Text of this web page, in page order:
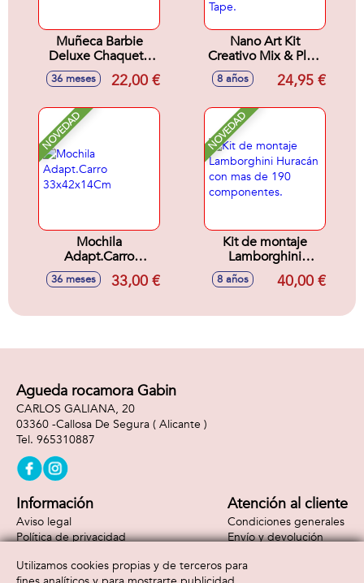
Muñeca Barbie
Deluxe Chaqueta
Vaquera Rosa
32x20x8 cm
36 meses 22,00 €
Nano Art Kit
Creativo Mix & Play.
Para crear, inflar y
decorar tus
con Nano Tape.
8 años 24,95 €
NOVEDAD
Mochila
Adapt.Carro
33x42x14Cm
36 meses 33,00 €
NOVEDAD
Kit de montaje
Lamborghini
Huracán con mas
de 190
8 años 40,00 €
Agueda rocamora Gabin
CARLOS GALIANA, 20
03360 -Callosa De Segura ( Alicante )
965310887
Información
Aviso legal
Política de privacidad
Atención al cliente
Condiciones generales
Envío y devolución
Formas de pago
Utilizamos cookies propias y de terceros para